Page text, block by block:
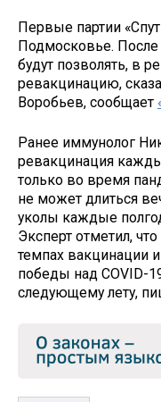
Первые партии
Подмосковье. После
будут позволять, в
ревакцинацию,
Воробьев, сообщает
Ранее иммунолог
ревакцинация
только во время
не может длиться
уколы каждые
Эксперт отметил,
темпах вакцинации
победы над COVID-
следующему лету,